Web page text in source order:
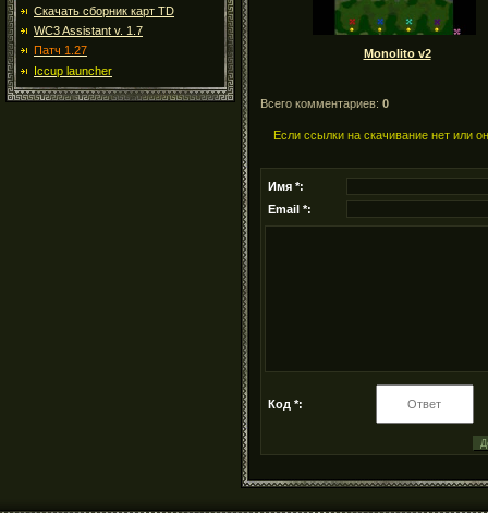
Скачать сборник карт TD
WC3 Assistant v. 1.7
Патч 1.27
Iccup launcher
Monolito v2
Всего комментариев: 0
Если ссылки на скачивание нет или
Имя *:
Email *:
Код *: